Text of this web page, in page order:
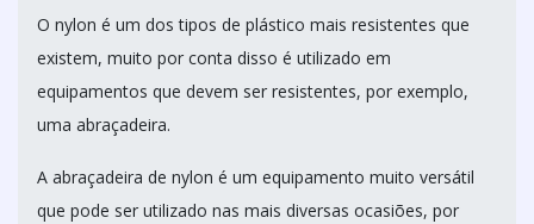
O nylon é um dos tipos de plástico mais resistentes que
existem, muito por conta disso é utilizado em
equipamentos que devem ser resistentes, por exemplo,
uma abraçadeira.
A abraçadeira de nylon é um equipamento muito versátil
que pode ser utilizado nas mais diversas ocasiões, por